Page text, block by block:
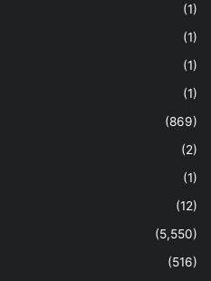
(1)
(1)
(1)
(1)
(869)
(2)
(1)
(12)
(5,550)
(516)